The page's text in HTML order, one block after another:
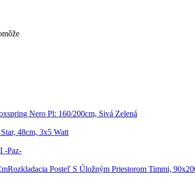
Nero Pl: 160/200cm, Sivá Zelená
48cm, 3x5 Watt
-Paz-
Rozkladacia Posteľ S Úložným Priestorom Timmi,